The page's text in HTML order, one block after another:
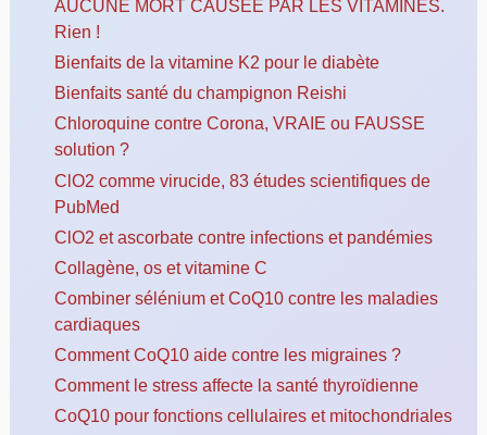
AUCUNE MORT CAUSÉE PAR LES VITAMINES.
Rien !
Bienfaits de la vitamine K2 pour le diabète
Bienfaits santé du champignon Reishi
Chloroquine contre Corona, VRAIE ou FAUSSE
solution ?
ClO2 comme virucide, 83 études scientifiques de
PubMed
ClO2 et ascorbate contre infections et pandémies
Collagène, os et vitamine C
Combiner sélénium et CoQ10 contre les maladies
cardiaques
Comment CoQ10 aide contre les migraines ?
Comment le stress affecte la santé thyroïdienne
CoQ10 pour fonctions cellulaires et mitochondriales